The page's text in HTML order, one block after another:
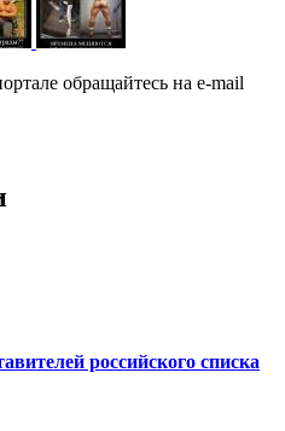
обращайтесь на e-mail
российского списка